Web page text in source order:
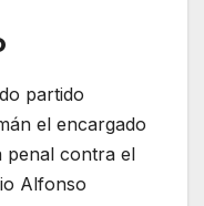
partido
el encargado
penal contra el
Alfonso